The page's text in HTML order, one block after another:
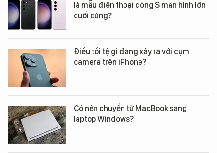
là mẫu điện thoại dòng S màn hình lớn
cuối cùng?
Điều tồi tệ gì đang xảy ra với cụm
camera trên iPhone?
Có nên chuyển từ MacBook sang
laptop Windows?